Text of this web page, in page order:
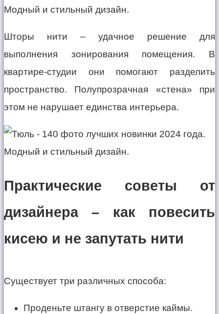
Шторы нити – удачное решение для
выполнения зонирования помещения. В
квартире-студии они помогают разделить
пространство. Полупрозрачная «стена» при
этом не нарушает единства интерьера.
Практические советы от
дизайнера – как повесить
кисею и не запутать нити
Существует три различных способа:
Проденьте штангу в отверстие каймы.